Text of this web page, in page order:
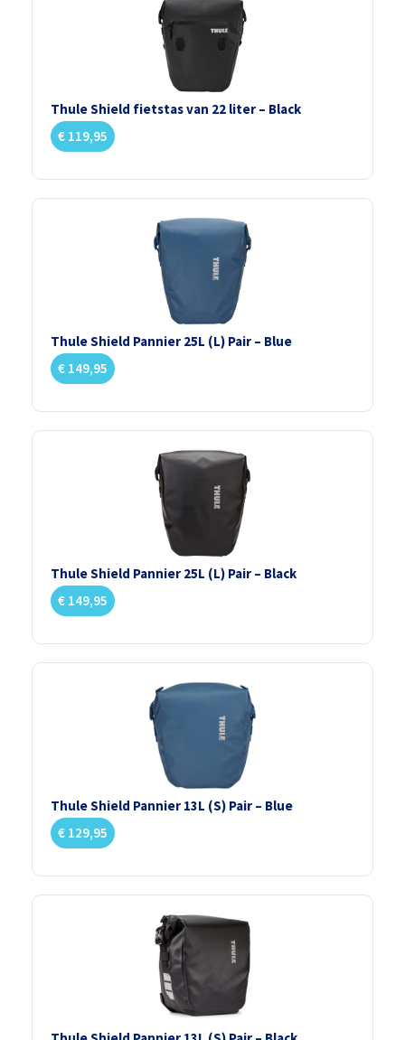
Thule Shield fietstas van 22 liter – Black
€ 119,95
Thule Shield Pannier 25L (L) Pair – Blue
€ 149,95
Thule Shield Pannier 25L (L) Pair – Black
€ 149,95
Thule Shield Pannier 13L (S) Pair – Blue
€ 129,95